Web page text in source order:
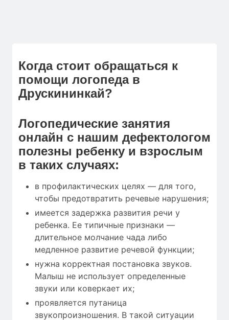
Когда стоит обращаться к
помощи логопеда в
Друскининкай?
Логопедические занятия
онлайн с нашим дефектологом
полезны ребенку и взрослым
в таких случаях:
в профилактических целях — для того,
чтобы предотвратить речевые нарушения;
имеется задержка развития речи у
ребенка. Ее типичные признаки —
длительное молчание чада либо
медленное развитие речевой функции;
нужна корректная постановка звуков.
Малыш не использует определенные
звуки или коверкает их;
проявляется путаница
звукопроизношения. В такой ситуации